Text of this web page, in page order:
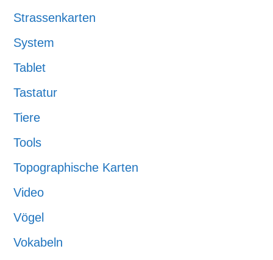
Strassenkarten
System
Tablet
Tastatur
Tiere
Tools
Topographische Karten
Video
Vögel
Vokabeln